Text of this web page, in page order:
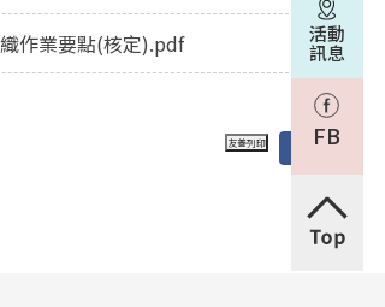
作業要點(核定).pdf 活動
訊息
FB